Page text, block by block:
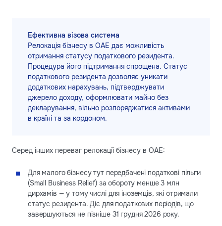
Ефективна візова система
Релокація бізнесу в ОАЕ дає можливість
отримання статусу податкового резидента.
Процедура його підтримання спрощена. Статус
податкового резидента дозволяє уникати
додаткових нарахувань, підтверджувати
джерело доходу, оформлювати майно без
декларування, вільно розпоряджатися активами
в країні та за кордоном.
Серед інших переваг релокації бізнесу в ОАЕ:
Для малого бізнесу тут передбачені податкові пільги
(Small Business Relief) за обороту менше 3 млн
дирхамів — у тому числі для іноземців, які отримали
статус резидента. Діє для податкових періодів, що
завершуються не пізніше 31 грудня 2026 року.